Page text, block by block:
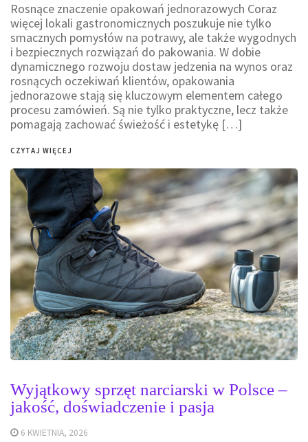
Rosnące znaczenie opakowań jednorazowych Coraz
więcej lokali gastronomicznych poszukuje nie tylko
smacznych pomysłów na potrawy, ale także wygodnych
i bezpiecznych rozwiązań do pakowania. W dobie
dynamicznego rozwoju dostaw jedzenia na wynos oraz
rosnących oczekiwań klientów, opakowania
jednorazowe stają się kluczowym elementem całego
procesu zamówień. Są nie tylko praktyczne, lecz także
pomagają zachować świeżość i estetykę […]
CZYTAJ WIĘCEJ
Wyjątkowy sprzęt narciarski w Polsce –
jakość, doświadczenie i pasja
6 KWIETNIA, 2026